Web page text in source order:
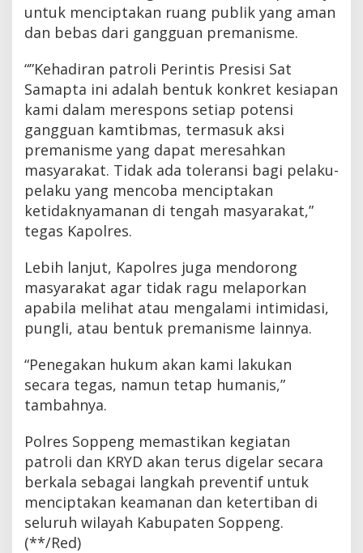
untuk menciptakan ruang publik yang aman
dan bebas dari gangguan premanisme.
“”Kehadiran patroli Perintis Presisi Sat
Samapta ini adalah bentuk konkret kesiapan
kami dalam merespons setiap potensi
gangguan kamtibmas, termasuk aksi
premanisme yang dapat meresahkan
masyarakat. Tidak ada toleransi bagi pelaku-
pelaku yang mencoba menciptakan
ketidaknyamanan di tengah masyarakat,”
tegas Kapolres.
Lebih lanjut, Kapolres juga mendorong
masyarakat agar tidak ragu melaporkan
apabila melihat atau mengalami intimidasi,
pungli, atau bentuk premanisme lainnya.
“Penegakan hukum akan kami lakukan
secara tegas, namun tetap humanis,”
tambahnya.
Polres Soppeng memastikan kegiatan
patroli dan KRYD akan terus digelar secara
berkala sebagai langkah preventif untuk
menciptakan keamanan dan ketertiban di
seluruh wilayah Kabupaten Soppeng.
(**/Red)